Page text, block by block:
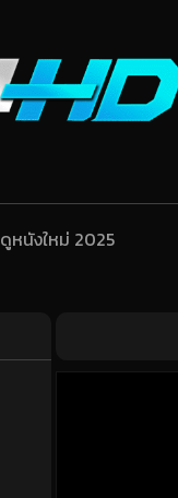
ดูหนังใหม่ 2025